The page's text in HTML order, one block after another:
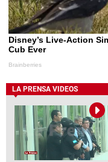
LA PRENSA VIDEOS